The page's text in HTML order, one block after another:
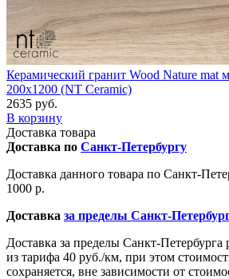
Керамический гранит Wood Nature mat
200x1200 (NT Ceramic)
2635 руб.
В корзину
Доставка товара
Доставка по Санкт-Петербургу
Доставка данного товара по Санкт-
1000 р.
Доставка за пределы Санкт-
Доставка за пределы Санкт-Петербурга
из тарифа 40 руб./км, при этом
сохраняется, вне зависимости от